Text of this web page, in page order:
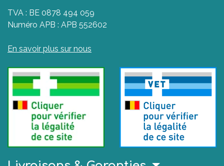
TVA : BE 0878 494 059
Numéro APB : APB 552602
En savoir plus sur nous